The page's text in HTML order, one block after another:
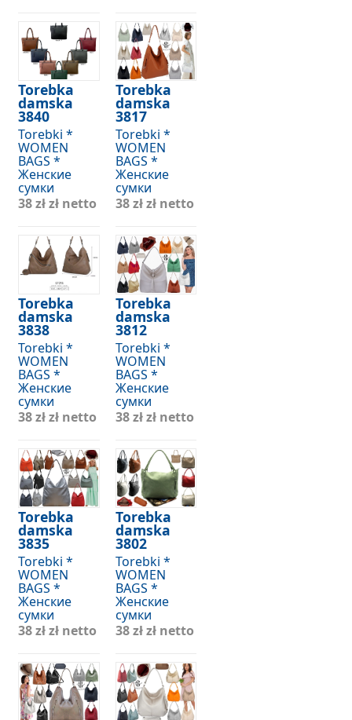
Torebka
damska
3840
Torebki *
WOMEN
BAGS *
Женские
сумки
38 złzł netto
Torebka
damska
3838
Torebki *
WOMEN
BAGS *
Женские
сумки
38 złzł netto
Torebka
damska
3835
Torebki *
WOMEN
BAGS *
Женские
сумки
38 złzł netto
Torebka
damska
3817
Torebki *
WOMEN
BAGS *
Женские
сумки
38 złzł netto
Torebka
damska
3812
Torebki *
WOMEN
BAGS *
Женские
сумки
38 złzł netto
Torebka
damska
3802
Torebki *
WOMEN
BAGS *
Женские
сумки
38 złzł netto